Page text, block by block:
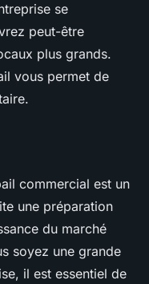
se
peut-être
plus grands.
vous permet de
commercial est un
une préparation
du marché
soyez une grande
il est essentiel de